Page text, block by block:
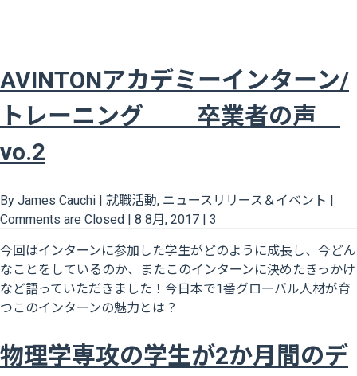
AVINTONアカデミーインターン/
トレーニング 卒業者の声
vo.2
By James Cauchi | 就職活動, ニュースリリース＆イベント |
Comments are Closed | 8 8月, 2017 | 3
今回はインターンに参加した学生がどのように成長し、今どん
なことをしているのか、またこのインターンに決めたきっかけ
など語っていただきました！今日本で1番グローバル人材が育
つこのインターンの魅力とは？
物理学専攻の学生が2か月間のデ